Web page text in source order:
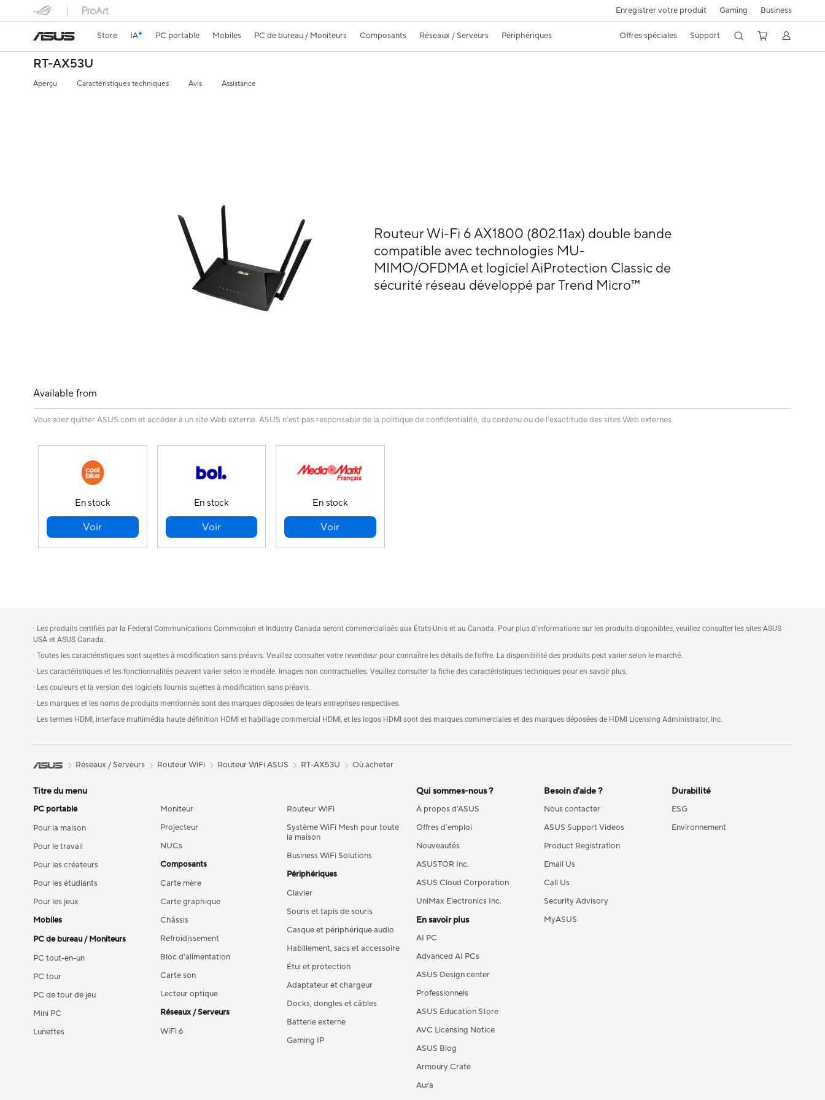
Enregistrer votre produit Gaming Business
Store IA PC portable Mobiles PC de bureau / Moniteurs Composants Réseaux / Serveurs Périphériques Offres spéciales Support
RT-AX53U
Aperçu Caractéristiques techniques Avis Assistance
Routeur Wi-Fi 6 AX1800 (802.11ax) double bande
compatible avec technologies MU-
MIMO/OFDMA et logiciel AiProtection Classic de
sécurité réseau développé par Trend Micro™
Available from
Vous allez quitter ASUS.com et accéder à un site Web externe. ASUS n'est pas responsable de la politique de confidentialité, du contenu ou de l'exactitude des sites Web externes.
En stock
Voir
En stock
Voir
En stock
Voir
· Les produits certifiés par la Federal Communications Commission et Industry Canada seront commercialisés aux États-Unis et au Canada. Pour plus d'informations sur les produits disponibles, veuillez consulter les sites ASUS
USA et ASUS Canada.
· Toutes les caractéristiques sont sujettes à modification sans préavis. Veuillez consulter votre revendeur pour connaître les détails de l'offre. La disponibilité des produits peut varier selon le marché.
· Les caractéristiques et les fonctionnalités peuvent varier selon le modèle. Images non contractuelles. Veuillez consulter la fiche des caractéristiques techniques pour en savoir plus.
· Les couleurs et la version des logiciels fournis sujettes à modification sans préavis.
· Les marques et les noms de produits mentionnés sont des marques déposées de leurs entreprises respectives.
· Les termes HDMI, interface multimédia haute définition HDMI et habillage commercial HDMI, et les logos HDMI sont des marques commerciales et des marques déposées de HDMI Licensing Administrator, Inc.
Réseaux / Serveurs Routeur WiFi Routeur WiFi ASUS RT-AX53U Où acheter
Titre du menu
PC portable
Pour la maison
Pour le travail
Pour les créateurs
Pour les étudiants
Pour les jeux
Mobiles
PC de bureau / Moniteurs
PC tout-en-un
PC tour
PC de tour de jeu
Mini PC
Lunettes
Moniteur
Projecteur
NUCs
Composants
Carte mère
Carte graphique
Châssis
Refroidissement
Bloc d'alimentation
Carte son
Lecteur optique
Réseaux / Serveurs
WiFi 6
Routeur WiFi
Système WiFi Mesh pour toute
la maison
Business WiFi Solutions
Périphériques
Clavier
Souris et tapis de souris
Casque et périphérique audio
Habillement, sacs et accessoire
Étui et protection
Adaptateur et chargeur
Docks, dongles et câbles
Batterie externe
Gaming IP
Qui sommes-nous ?
À propos d'ASUS
Offres d´emploi
Nouveautés
ASUSTOR Inc.
ASUS Cloud Corporation
UniMax Electronics Inc.
En savoir plus
AI PC
Advanced AI PCs
ASUS Design center
Professionnels
ASUS Education Store
AVC Licensing Notice
ASUS Blog
Armoury Crate
Aura
Besoin d'aide ?
Nous contacter
ASUS Support Videos
Product Registration
Email Us
Call Us
Security Advisory
MyASUS
Durabilité
ESG
Environnement